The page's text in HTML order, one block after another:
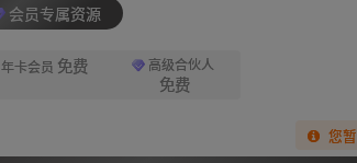
会员专属资源
年卡会员 免费 高级合伙人
免费
您